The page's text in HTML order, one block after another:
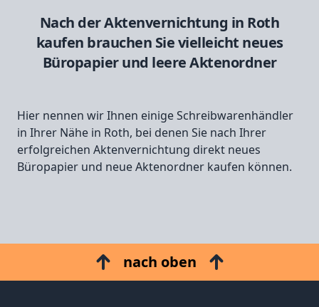
Nach der Aktenvernichtung in Roth
kaufen brauchen Sie vielleicht neues
Büropapier und leere Aktenordner
Hier nennen wir Ihnen einige Schreibwarenhändler
in Ihrer Nähe in Roth, bei denen Sie nach Ihrer
erfolgreichen Aktenvernichtung direkt neues
Büropapier und neue Aktenordner kaufen können.
nach oben